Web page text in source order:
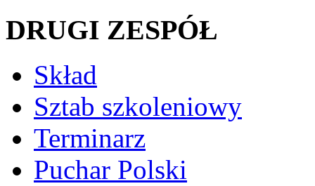
DRUGI ZESPÓŁ
Skład
Sztab szkoleniowy
Terminarz
Puchar Polski